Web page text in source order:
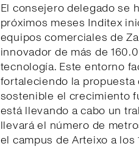
El consejero delegado se
próximos meses Inditex
equipos comerciales de
innovador de más de
tecnología. Este entorno
fortaleciendo la propuesta
sostenible el crecimiento
está llevando a cabo un
llevará el número de
el campus de Arteixo a